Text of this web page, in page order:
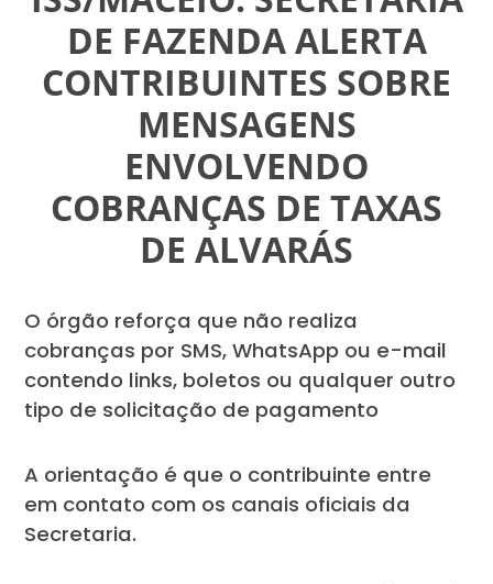
DE FAZENDA ALERTA
CONTRIBUINTES SOBRE
MENSAGENS
ENVOLVENDO
COBRANÇAS DE TAXAS
DE ALVARÁS
O órgão reforça que não realiza
cobranças por SMS, WhatsApp ou e-mail
contendo links, boletos ou qualquer outro
tipo de solicitação de pagamento
A orientação é que o contribuinte entre
em contato com os canais oficiais da
Secretaria.